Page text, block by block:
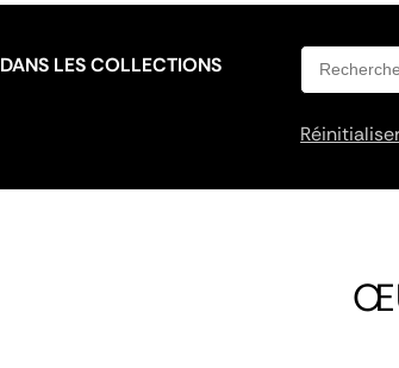
LES COLLECTIONS